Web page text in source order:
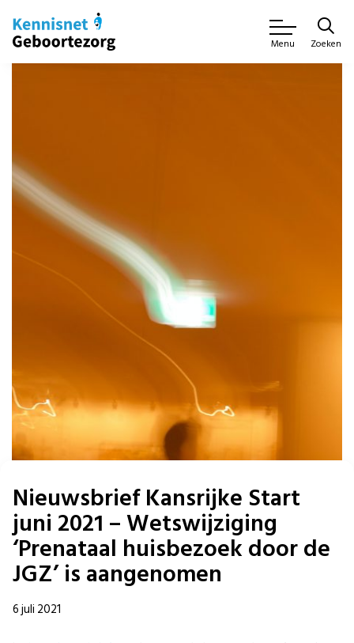
Menu Zoeken
Nieuwsbrief Kansrijke Start
juni 2021 – Wetswijziging
‘Prenataal huisbezoek door de
JGZ’ is aangenomen
6 juli 2021